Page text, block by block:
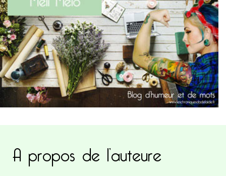
A propos de l’auteure